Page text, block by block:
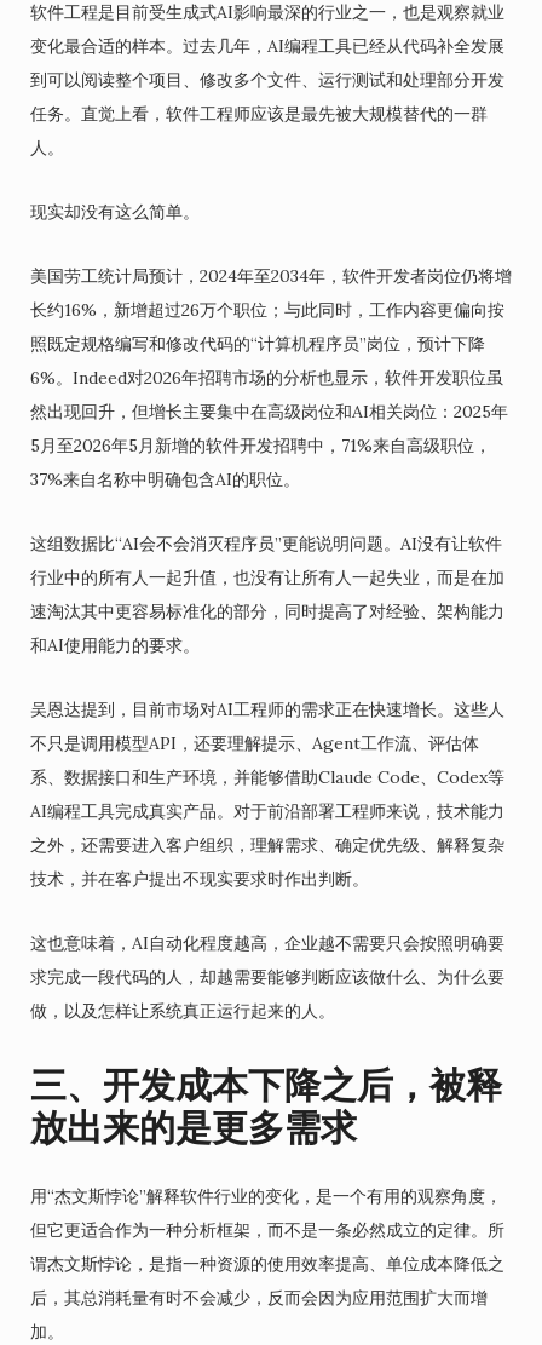
软件工程是目前受生成式AI影响最深的行业之一，也是观察就业
变化最合适的样本。过去几年，AI编程工具已经从代码补全发展
到可以阅读整个项目、修改多个文件、运行测试和处理部分开发
任务。直觉上看，软件工程师应该是最先被大规模替代的一群
人。
现实却没有这么简单。
美国劳工统计局预计，2024年至2034年，软件开发者岗位仍将增
长约16%，新增超过26万个职位；与此同时，工作内容更偏向按
照既定规格编写和修改代码的“计算机程序员”岗位，预计下降
6%。Indeed对2026年招聘市场的分析也显示，软件开发职位虽
然出现回升，但增长主要集中在高级岗位和AI相关岗位：2025年
5月至2026年5月新增的软件开发招聘中，71%来自高级职位，
37%来自名称中明确包含AI的职位。
这组数据比“AI会不会消灭程序员”更能说明问题。AI没有让软件
行业中的所有人一起升值，也没有让所有人一起失业，而是在加
速淘汰其中更容易标准化的部分，同时提高了对经验、架构能力
和AI使用能力的要求。
吴恩达提到，目前市场对AI工程师的需求正在快速增长。这些人
不只是调用模型API，还要理解提示、Agent工作流、评估体
系、数据接口和生产环境，并能够借助Claude Code、Codex等
AI编程工具完成真实产品。对于前沿部署工程师来说，技术能力
之外，还需要进入客户组织，理解需求、确定优先级、解释复杂
技术，并在客户提出不现实要求时作出判断。
这也意味着，AI自动化程度越高，企业越不需要只会按照明确要
求完成一段代码的人，却越需要能够判断应该做什么、为什么要
做，以及怎样让系统真正运行起来的人。
三、开发成本下降之后，被释
放出来的是更多需求
用“杰文斯悖论”解释软件行业的变化，是一个有用的观察角度，
但它更适合作为一种分析框架，而不是一条必然成立的定律。所
谓杰文斯悖论，是指一种资源的使用效率提高、单位成本降低之
后，其总消耗量有时不会减少，反而会因为应用范围扩大而增
加。